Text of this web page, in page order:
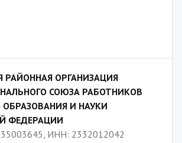
РАЙОННАЯ ОРГАНИЗАЦИЯ
СОЮЗА РАБОТНИКОВ
И НАУКИ
ФЕДЕРАЦИИ
ИНН: 2332012042